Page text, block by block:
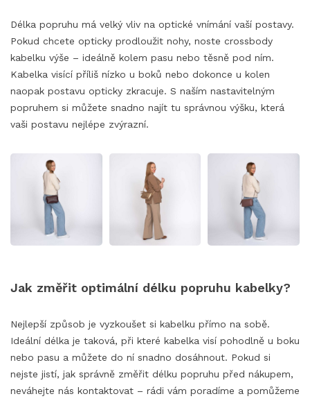
Délka popruhu má velký vliv na optické vnímání vaší postavy.
Pokud chcete opticky prodloužit nohy, noste crossbody
kabelku výše – ideálně kolem pasu nebo těsně pod ním.
Kabelka visící příliš nízko u boků nebo dokonce u kolen
naopak postavu opticky zkracuje. S naším nastavitelným
popruhem si můžete snadno najít tu správnou výšku, která
vaši postavu nejlépe zvýrazní.
Jak změřit optimální délku popruhu kabelky?
Nejlepší způsob je vyzkoušet si kabelku přímo na sobě.
Ideální délka je taková, při které kabelka visí pohodlně u boku
nebo pasu a můžete do ní snadno dosáhnout. Pokud si
nejste jistí, jak správně změřit délku popruhu před nákupem,
neváhejte nás kontaktovat – rádi vám poradíme a pomůžeme